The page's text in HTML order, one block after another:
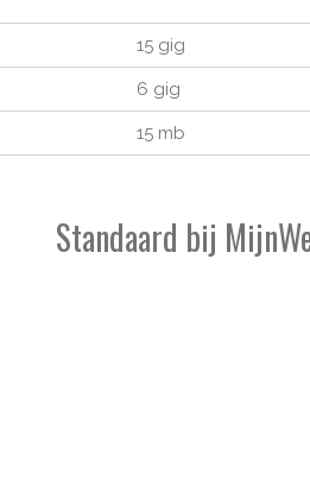
15 gig
6 gig
15 mb
Standaard bij